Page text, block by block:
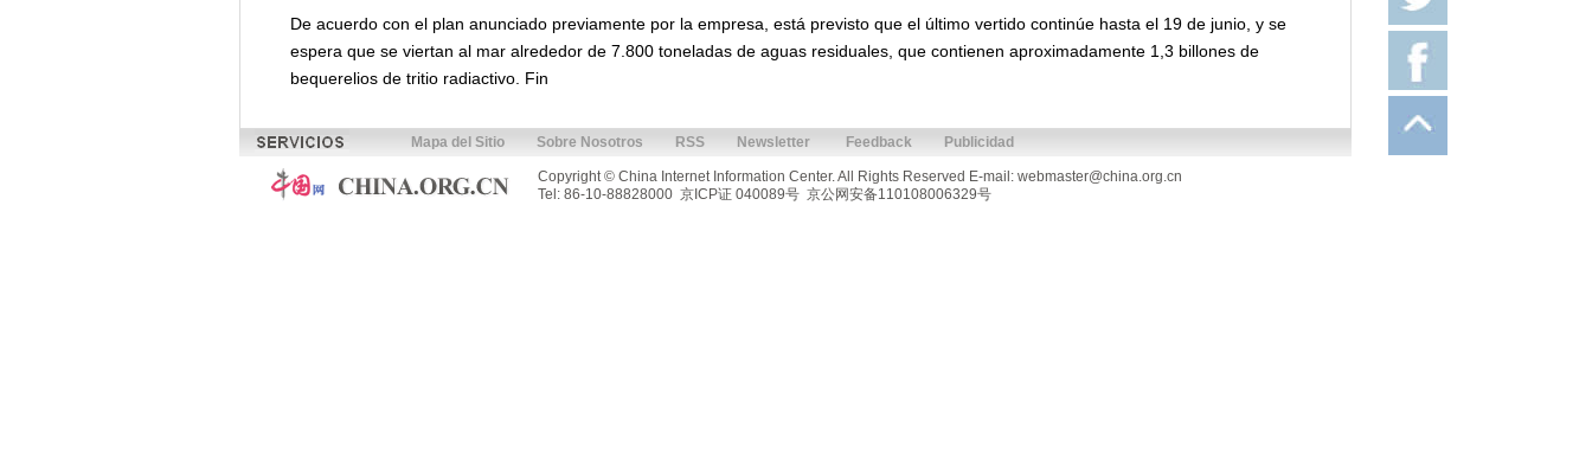
De acuerdo con el plan anunciado previamente por la empresa, está previsto que el último vertido continúe hasta el 19 de junio, y se
espera que se viertan al mar alrededor de 7.800 toneladas de aguas residuales, que contienen aproximadamente 1,3 billones de
bequerelios de tritio radiactivo. Fin